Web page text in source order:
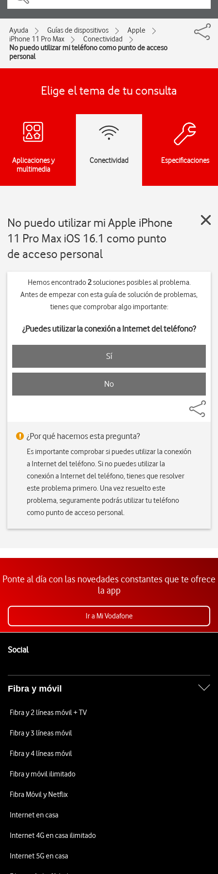
Ayuda Guías de dispositivos
Apple
iPhone 11 Pro Max
Conectividad
No puedo utilizar mi teléfono como punto de acceso
personal
Elige el tema de tu consulta
Aplicaciones y
multimedia
Conectividad Especificaciones
No puedo utilizar mi Apple iPhone
11 Pro Max iOS 16.1 como punto
de acceso personal
Hemos encontrado2soluciones posibles al problema.
Antes de empezar con esta guía de solución de problemas,
tienes que comprobar algo importante:
¿Puedes utilizar la conexión a Internet del teléfono?
Sí
No
¿Por qué hacemos esta pregunta?
Es importante comprobar si puedes utilizar la conexión
a Internet del teléfono. Si no puedes utilizar la
conexión a Internet del teléfono, tienes que resolver
este problema primero. Una vez resuelto este
problema, seguramente podrás utilizar tu teléfono
como punto de acceso personal.
Ponte al día con las novedades constantes que te ofrece
la app
Ir a Mi Vodafone
SocialEnlaces a las redes sociales de Vodafone
Fibra y móvil
Fibra y 2 líneas móvil + TV
Fibra y 3 líneas móvil
Fibra y 4 líneas móvil
Fibra y móvil ilimitado
Fibra Móvil y Netflix
Internet en casa
Internet 4G en casa ilimitado
Internet 5G en casa